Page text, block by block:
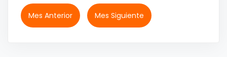
Mes Anterior Mes Siguiente